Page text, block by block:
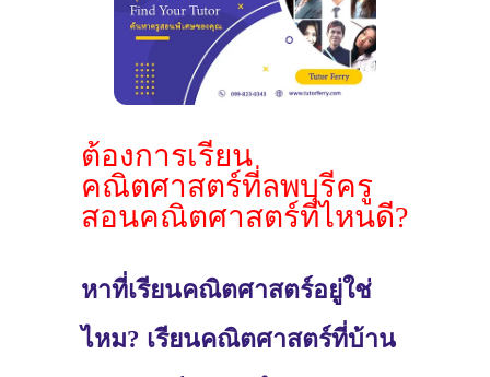
ต้องการเรียน
คณิตศาสตร์ที่ลพบุรีครู
สอนคณิตศาสตร์ที่ไหนดี?
หาที่เรียนคณิตศาสตร์อยู่ใช่
ไหม? เรียนคณิตศาสตร์ที่บ้าน